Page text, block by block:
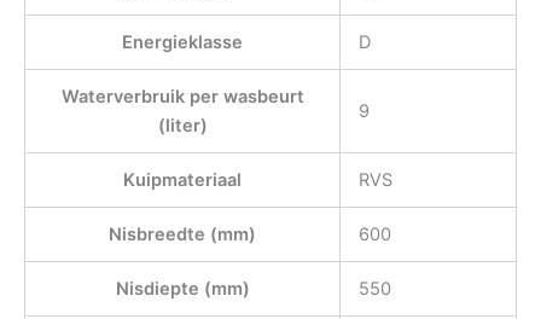
Energieklasse D
Waterverbruik per wasbeurt
(liter)
9
Kuipmateriaal RVS
Nisbreedte (mm) 600
Nisdiepte (mm) 550